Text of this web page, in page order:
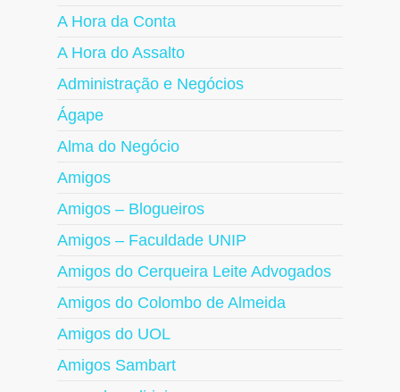
A Hora da Conta
A Hora do Assalto
Administração e Negócios
Ágape
Alma do Negócio
Amigos
Amigos – Blogueiros
Amigos – Faculdade UNIP
Amigos do Cerqueira Leite Advogados
Amigos do Colombo de Almeida
Amigos do UOL
Amigos Sambart